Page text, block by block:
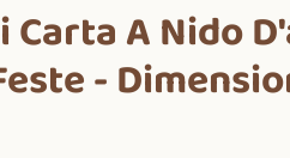
Carta A Nido
-